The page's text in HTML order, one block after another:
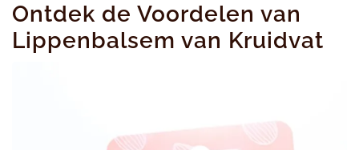
Ontdek de Voordelen van
Lippenbalsem van Kruidvat